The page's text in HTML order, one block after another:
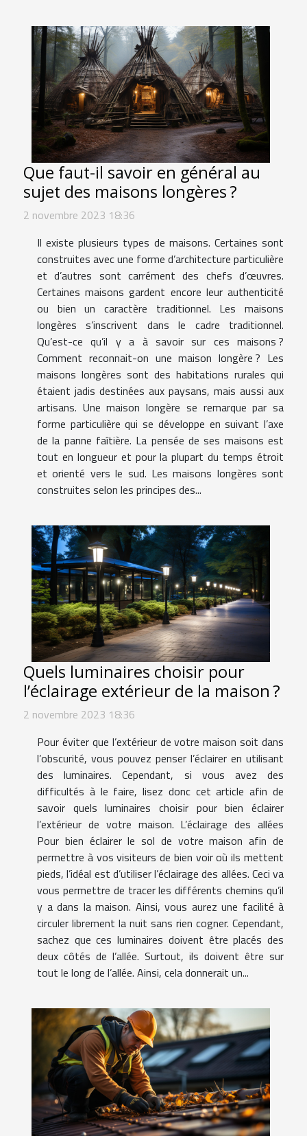
Que faut-il savoir en général au
sujet des maisons longères ?
2 novembre 2023 18:36
Il existe plusieurs types de maisons. Certaines sont
construites avec une forme d’architecture particulière
et d’autres sont carrément des chefs d’œuvres.
Certaines maisons gardent encore leur authenticité
ou bien un caractère traditionnel. Les maisons
longères s’inscrivent dans le cadre traditionnel.
Qu’est-ce qu’il y a à savoir sur ces maisons ?
Comment reconnait-on une maison longère ? Les
maisons longères sont des habitations rurales qui
étaient jadis destinées aux paysans, mais aussi aux
artisans. Une maison longère se remarque par sa
forme particulière qui se développe en suivant l’axe
de la panne faîtière. La pensée de ses maisons est
tout en longueur et pour la plupart du temps étroit
et orienté vers le sud. Les maisons longères sont
construites selon les principes des...
Quels luminaires choisir pour
l’éclairage extérieur de la maison ?
2 novembre 2023 18:36
Pour éviter que l’extérieur de votre maison soit dans
l’obscurité, vous pouvez penser l’éclairer en utilisant
des luminaires. Cependant, si vous avez des
difficultés à le faire, lisez donc cet article afin de
savoir quels luminaires choisir pour bien éclairer
l’extérieur de votre maison. L’éclairage des allées
Pour bien éclairer le sol de votre maison afin de
permettre à vos visiteurs de bien voir où ils mettent
pieds, l’idéal est d’utiliser l’éclairage des allées. Ceci va
vous permettre de tracer les différents chemins qu’il
y a dans la maison. Ainsi, vous aurez une facilité à
circuler librement la nuit sans rien cogner. Cependant,
sachez que ces luminaires doivent être placés des
deux côtés de l’allée. Surtout, ils doivent être sur
tout le long de l’allée. Ainsi, cela donnerait un...